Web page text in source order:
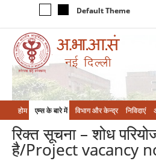
Default Theme
होम एम्‍स के बारे में विभाग और केन्‍द्र निविदाएं
रिक्त सूचना – शोध
है/Project vacancy